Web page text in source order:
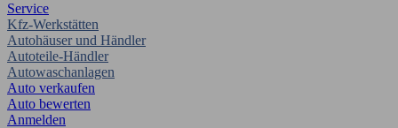
Service
Kfz-Werkstätten
Autohäuser und Händler
Autoteile-Händler
Autowaschanlagen
Auto verkaufen
Auto bewerten
Anmelden